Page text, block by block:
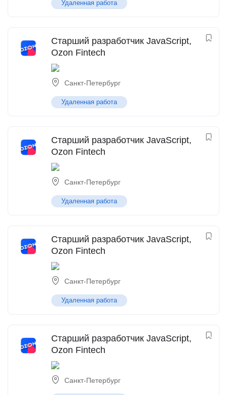
Удаленная работа
Старший разработчик JavaScript,
Ozon Fintech
Санкт-Петербург
Удаленная работа
Старший разработчик JavaScript,
Ozon Fintech
Санкт-Петербург
Удаленная работа
Старший разработчик JavaScript,
Ozon Fintech
Санкт-Петербург
Удаленная работа
Старший разработчик JavaScript,
Ozon Fintech
Санкт-Петербург